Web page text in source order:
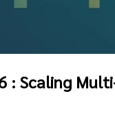
: Scaling